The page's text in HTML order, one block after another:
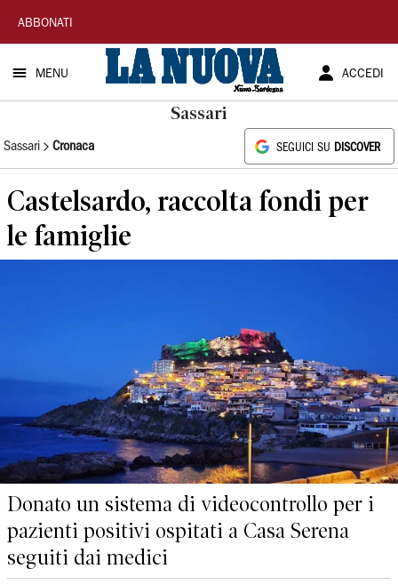
La
Nuova
Sardegna
ABBONATI
MENU ACCEDI
Sassari
Sassari Cronaca SEGUICI SU DISCOVER
Castelsardo, raccolta fondi per
le famiglie
Donato un sistema di videocontrollo per i
pazienti positivi ospitati a Casa Serena
seguiti dai medici